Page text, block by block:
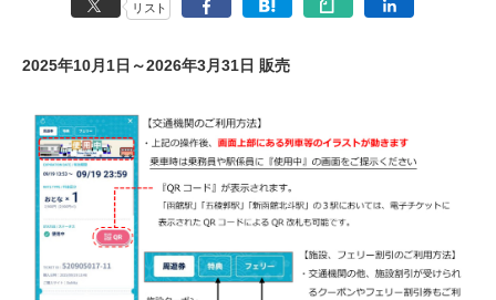
リスト
2025年10月1日～2026年3月31日 販売